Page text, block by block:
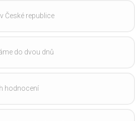
České republice
do dvou dnů
hodnocení